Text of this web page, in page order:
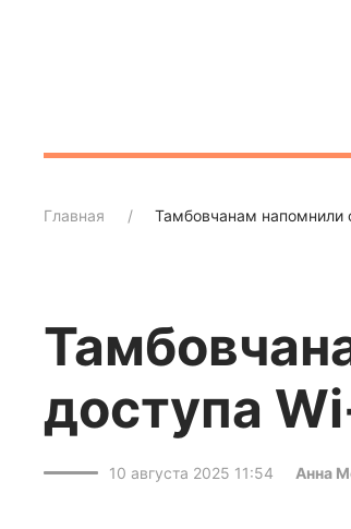
Главная Тамбовчанам напомнили
доступа
10 августа 2025 11:54 Анна